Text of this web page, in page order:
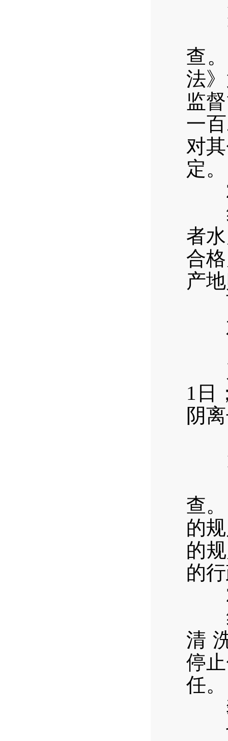
1.
西
查
法
监
一
对
定。
2.
经
者
合
产
西
六
产
1日
阴
1.
查
的
的
的
2.
经
清
停
任。
攀
七